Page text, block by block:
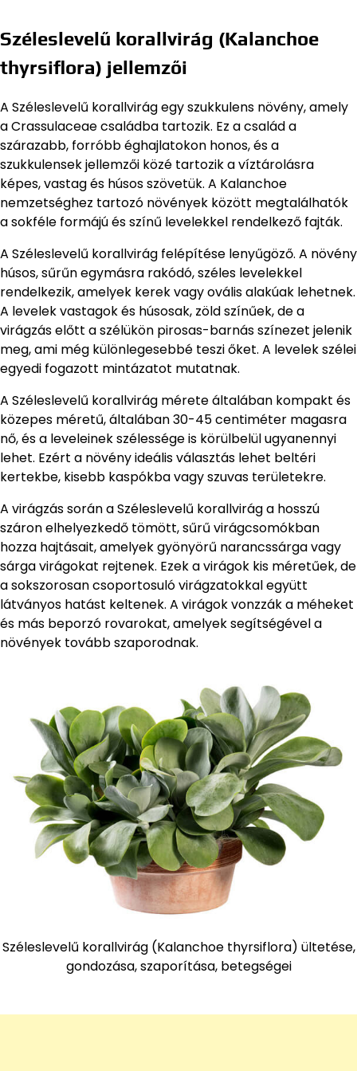
Széleslevelű korallvirág (Kalanchoe
thyrsiflora) jellemzői
A Széleslevelű korallvirág egy szukkulens növény, amely
a Crassulaceae családba tartozik. Ez a család a
szárazabb, forróbb éghajlatokon honos, és a
szukkulensek jellemzői közé tartozik a víztárolásra
képes, vastag és húsos szövetük. A Kalanchoe
nemzetséghez tartozó növények között megtalálhatók
a sokféle formájú és színű levelekkel rendelkező fajták.
A Széleslevelű korallvirág felépítése lenyűgöző. A növény
húsos, sűrűn egymásra rakódó, széles levelekkel
rendelkezik, amelyek kerek vagy ovális alakúak lehetnek.
A levelek vastagok és húsosak, zöld színűek, de a
virágzás előtt a szélükön pirosas-barnás színezet jelenik
meg, ami még különlegesebbé teszi őket. A levelek szélei
egyedi fogazott mintázatot mutatnak.
A Széleslevelű korallvirág mérete általában kompakt és
közepes méretű, általában 30-45 centiméter magasra
nő, és a leveleinek szélessége is körülbelül ugyanennyi
lehet. Ezért a növény ideális választás lehet beltéri
kertekbe, kisebb kaspókba vagy szuvas területekre.
A virágzás során a Széleslevelű korallvirág a hosszú
száron elhelyezkedő tömött, sűrű virágcsomókban
hozza hajtásait, amelyek gyönyörű narancssárga vagy
sárga virágokat rejtenek. Ezek a virágok kis méretűek, de
a sokszorosan csoportosuló virágzatokkal együtt
látványos hatást keltenek. A virágok vonzzák a méheket
és más beporzó rovarokat, amelyek segítségével a
növények tovább szaporodnak.
Széleslevelű korallvirág (Kalanchoe thyrsiflora) ültetése,
gondozása, szaporítása, betegségei